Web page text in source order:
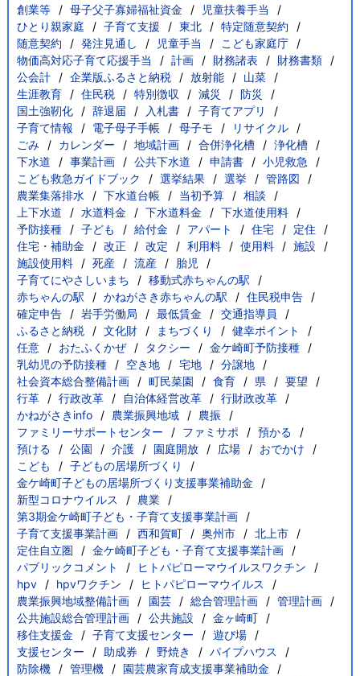
創業等
母子父子寡婦福祉資金
児童扶養手当
ひとり親家庭
子育て支援 東北
特定随意契約
随意契約
発注見通し 児童手当
こども家庭庁
物価高対応子育て応援手当
計画 財務諸表
財務書類
公会計
企業版ふるさと納税 放射能
山菜
生涯教育
住民税 特別徴収 減災
防災
国土強靭化
辞退届 入札書
子育てアプリ
子育て情報
電子母子手帳 母子モ
リサイクル
ごみ
カレンダー 地域計画 合併浄化槽
浄化槽
下水道
事業計画 公共下水道 申請書
小児救急
こども救急ガイドブック
選挙結果 選挙
管路図
農業集落排水
下水道台帳 当初予算
相談
上下水道
水道料金 下水道料金
下水道使用料
予防接種
子ども 給付金 アパート 住宅
定住
住宅・補助金
改正 改定 利用料 使用料
施設
施設使用料
死産 流産
胎児
子育てにやさしいまち
移動式赤ちゃんの駅
赤ちゃんの駅
かねがさき赤ちゃんの駅
住民税申告
確定申告
岩手労働局 最低賃金
交通指導員
ふるさと納税
文化財 まちづくり
健幸ポイント
任意
おたふくかぜ タクシー
金ケ崎町予防接種
乳幼児の予防接種
空き地 宅地
分譲地
社会資本総合整備計画
町民菜園 食育 県
要望
行革
行政改革 自治体経営改革
行財政改革
かねがさきinfo
農業振興地域
農振
ファミリーサポートセンター
ファミサポ
預かる
預ける
公園 介護 園庭開放 広場
おでかけ
こども
子どもの居場所づくり
金ケ崎町子どもの居場所づくり支援事業補助金
新型コロナウイルス
農業
第3期金ケ崎町子ども・子育て支援事業計画
子育て支援事業計画
西和賀町 奥州市
北上市
定住自立圏
金ケ崎町子ども・子育て支援事業計画
パブリックコメント
ヒトパピローマウイルスワクチン
hpv
hpvワクチン
ヒトパピローマウイルス
農業振興地域整備計画
園芸 総合管理計画
管理計画
公共施設総合管理計画
公共施設
金ヶ崎町
移住支援金
子育て支援センター
遊び場
支援センター
助成券 野焼き
パイプハウス
防除機
管理機
園芸農家育成支援事業補助金